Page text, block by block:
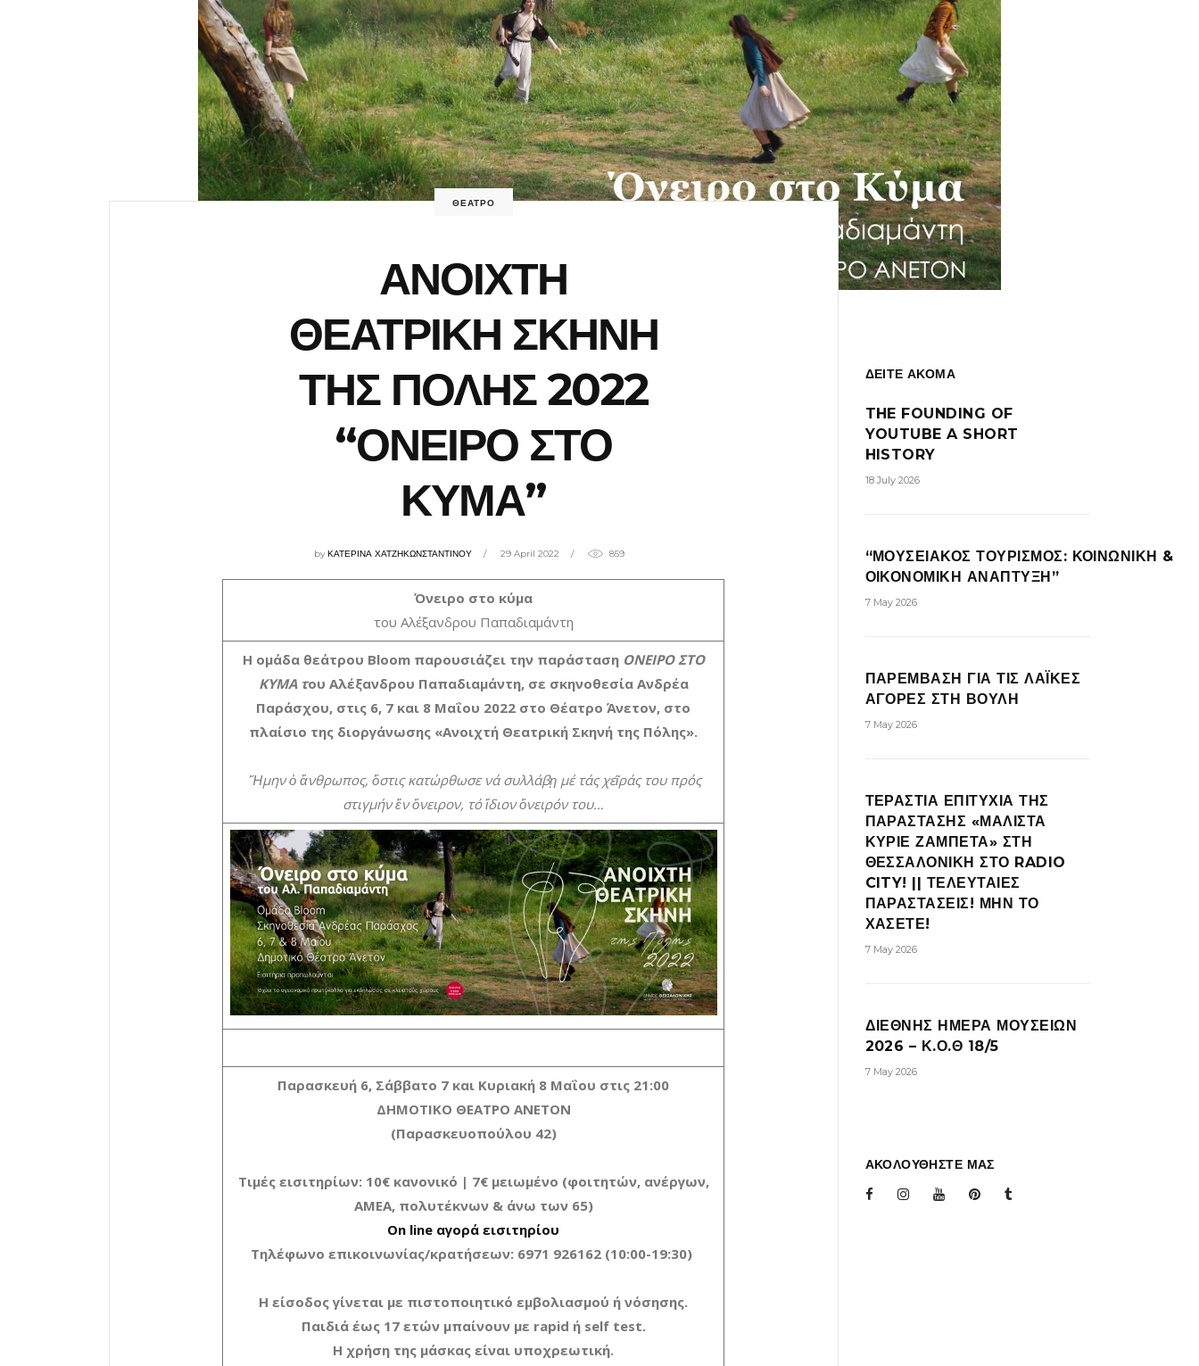
ΘΕΑΤΡΟ
ΑΝΟΙΧΤΗ
ΘΕΑΤΡΙΚΗ ΣΚΗΝΗ
ΤΗΣ ΠΟΛΗΣ 2022
“ΟΝΕΙΡΟ ΣΤΟ
ΚΥΜΑ”
byΚΑΤΕΡΙΝΑ ΧΑΤΖΗΚΩΝΣΤΑΝΤΙΝΟΥ 29 April 2022 859
Όνειρο στο κύμα
του Αλέξανδρου Παπαδιαμάντη
Η ομάδα θεάτρου Bloom παρουσιάζει την παράστασηΟΝΕΙΡΟ ΣΤΟ
ΚΥΜΑ του Αλέξανδρου Παπαδιαμάντη, σε σκηνοθεσία Ανδρέα
Παράσχου, στις 6, 7 και 8 Μαΐου 2022 στο Θέατρο Άνετον, στο
πλαίσιο της διοργάνωσης «Ανοιχτή Θεατρική Σκηνή της Πόλης».
Ἤμην ὁ ἄνθρωπος, ὅστις κατώρθωσε νά συλλάβῃ μέ τάς χεῖράς του πρός
στιγμήν ἕν ὄνειρον, τό ἴδιον ὄνειρόν του…
Παρασκευή 6, Σάββατο 7 και Κυριακή 8 Μαΐου στις 21:00
ΔΗΜΟΤΙΚΟ ΘΕΑΤΡΟ ΑΝΕΤΟΝ
(Παρασκευοπούλου 42)
Τιμές εισιτηρίων: 10€ κανονικό | 7€ μειωμένο (φοιτητών, ανέργων,
ΑΜΕΑ, πολυτέκνων & άνω των 65)
On line αγορά εισιτηρίου
Τηλέφωνο επικοινωνίας/κρατήσεων: 6971 926162 (10:00-19:30)
Η είσοδος γίνεται με πιστοποιητικό εμβολιασμού ή νόσησης.
Παιδιά έως 17 ετών μπαίνουν με rapid ή self test.
H χρήση της μάσκας είναι υποχρεωτική.
ΔΕΙΤΕ ΑΚΟΜΑ
THE FOUNDING OF
YOUTUBE A SHORT
HISTORY
18 July 2026
“ΜΟΥΣΕΙΑΚΟΣ ΤΟΥΡΙΣΜΟΣ: ΚΟΙΝΩΝΙΚΗ &
ΟΙΚΟΝΟΜΙΚΗ ΑΝΑΠΤΥΞΗ”
7 May 2026
ΠΑΡΕΜΒΑΣΗ ΓΙΑ ΤΙΣ ΛΑΪΚΕΣ
ΑΓΟΡΕΣ ΣΤΗ ΒΟΥΛΗ
7 May 2026
ΤΕΡΑΣΤΙΑ ΕΠΙΤΥΧΙΑ ΤΗΣ
ΠΑΡΑΣΤΑΣΗΣ «ΜΑΛΙΣΤΑ
ΚΥΡΙΕ ΖΑΜΠΕΤΑ» ΣΤΗ
ΘΕΣΣΑΛΟΝΙΚΗ ΣΤΟ RADIO
CITY! || ΤΕΛΕΥΤΑΙΕΣ
ΠΑΡΑΣΤΑΣΕΙΣ! ΜΗΝ ΤΟ
ΧΑΣΕΤΕ!
7 May 2026
ΔΙΕΘΝΗΣ ΗΜΕΡΑ ΜΟΥΣΕΙΩΝ
2026 – Κ.Ο.Θ 18/5
7 May 2026
ΑΚΟΛΟΥΘΗΣΤΕ ΜΑΣ